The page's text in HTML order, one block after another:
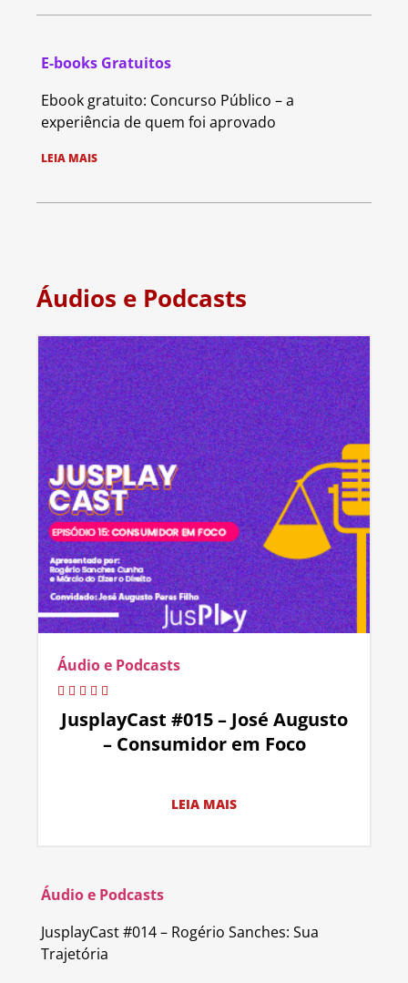
E-books Gratuitos
Ebook gratuito: Concurso Público – a
experiência de quem foi aprovado
LEIA MAIS
Áudios e Podcasts
Áudio e Podcasts
JusplayCast #015 – José Augusto
– Consumidor em Foco
LEIA MAIS
Áudio e Podcasts
JusplayCast #014 – Rogério Sanches: Sua
Trajetória